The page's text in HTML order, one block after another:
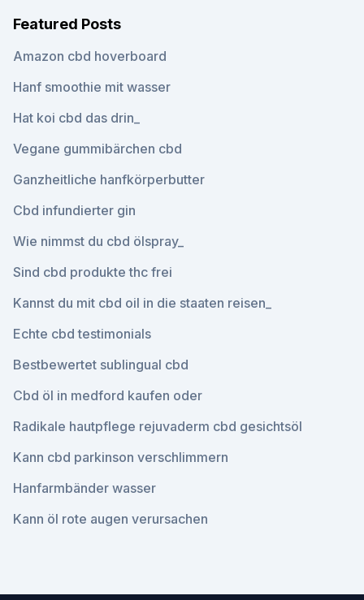
Featured Posts
Amazon cbd hoverboard
Hanf smoothie mit wasser
Hat koi cbd das drin_
Vegane gummibärchen cbd
Ganzheitliche hanfkörperbutter
Cbd infundierter gin
Wie nimmst du cbd ölspray_
Sind cbd produkte thc frei
Kannst du mit cbd oil in die staaten reisen_
Echte cbd testimonials
Bestbewertet sublingual cbd
Cbd öl in medford kaufen oder
Radikale hautpflege rejuvaderm cbd gesichtsöl
Kann cbd parkinson verschlimmern
Hanfarmbänder wasser
Kann öl rote augen verursachen